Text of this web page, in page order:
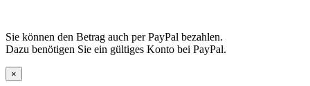
Sie können den Betrag auch per PayPal bezahlen.
Dazu benötigen Sie ein gültiges Konto bei PayPal.
×